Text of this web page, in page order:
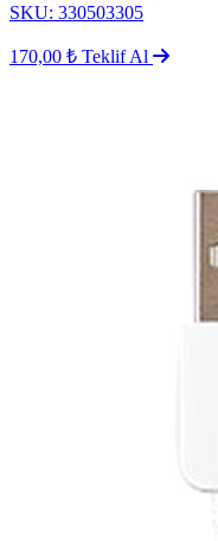
SKU: 330503305
170,00 ₺ Teklif Al